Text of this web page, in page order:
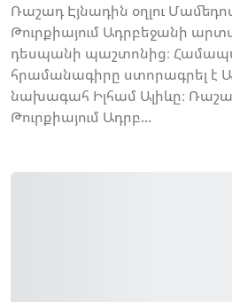
Ռաշադ Էյնադին օղլու
Թուրքիայում Ադրբեջանի
դեսպանի պաշտոնից։
հրամանագիրը ստորագրել է
նախագահ Իլհամ Ալիևը։
Թուրքիայում Ադրբ...